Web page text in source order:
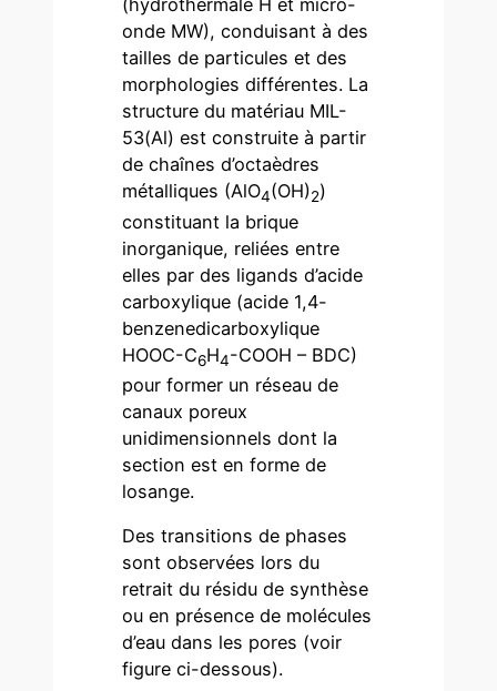
(hydrothermale H et micro-
onde MW), conduisant à des
tailles de particules et des
morphologies différentes. La
structure du matériau MIL-
53(Al) est construite à partir
de chaînes d’octaèdres
métalliques (AlO4(OH)2)
constituant la brique
inorganique, reliées entre
elles par des ligands d’acide
carboxylique (acide 1,4-
benzenedicarboxylique
HOOC-C6H4-COOH – BDC)
pour former un réseau de
canaux poreux
unidimensionnels dont la
section est en forme de
losange.
Des transitions de phases
sont observées lors du
retrait du résidu de synthèse
ou en présence de molécules
d’eau dans les pores (voir
figure ci-dessous).